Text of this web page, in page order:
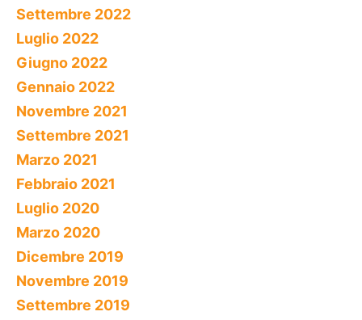
Settembre 2022
Luglio 2022
Giugno 2022
Gennaio 2022
Novembre 2021
Settembre 2021
Marzo 2021
Febbraio 2021
Luglio 2020
Marzo 2020
Dicembre 2019
Novembre 2019
Settembre 2019